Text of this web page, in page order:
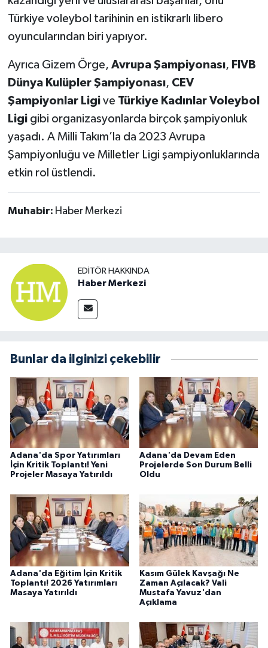
Türkiye voleybol tarihinin en istikrarlı libero
oyuncularından biri yapıyor.
Ayrıca Gizem Örge, Avrupa Şampiyonası, FIVB
Dünya Kulüpler Şampiyonası, CEV
Şampiyonlar Ligive Türkiye Kadınlar Voleybol
Ligigibi organizasyonlarda birçok şampiyonluk
yaşadı. A Milli Takım’la da 2023 Avrupa
Şampiyonluğu ve Milletler Ligi şampiyonluklarında
etkin rol üstlendi.
Muhabir: Haber Merkezi
EDITÖR HAKKINDA
Haber Merkezi
Bunlar da ilginizi çekebilir
Adana'da Spor Yatırımları
İçin Kritik Toplantı! Yeni
Projeler Masaya Yatırıldı
Adana'da Devam Eden
Projelerde Son Durum Belli
Oldu
Adana'da Eğitim İçin Kritik
Toplantı! 2026 Yatırımları
Masaya Yatırıldı
Kasım Gülek Kavşağı Ne
Zaman Açılacak? Vali
Mustafa Yavuz'dan
Açıklama